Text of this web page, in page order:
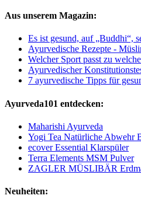
Aus unserem Magazin:
Es ist gesund, auf „Buddhi“,
Ayurvedische Rezepte -
Welcher Sport passt zu
Ayurvedischer
7 ayurvedische Tipps für
Ayurveda101 entdecken:
Maharishi Ayurveda
Yogi Tea Natürliche Abwehr
ecover Essential Klarspüler
Terra Elements MSM Pulver
ZAGLER MÜSLIBÄR
Neuheiten: